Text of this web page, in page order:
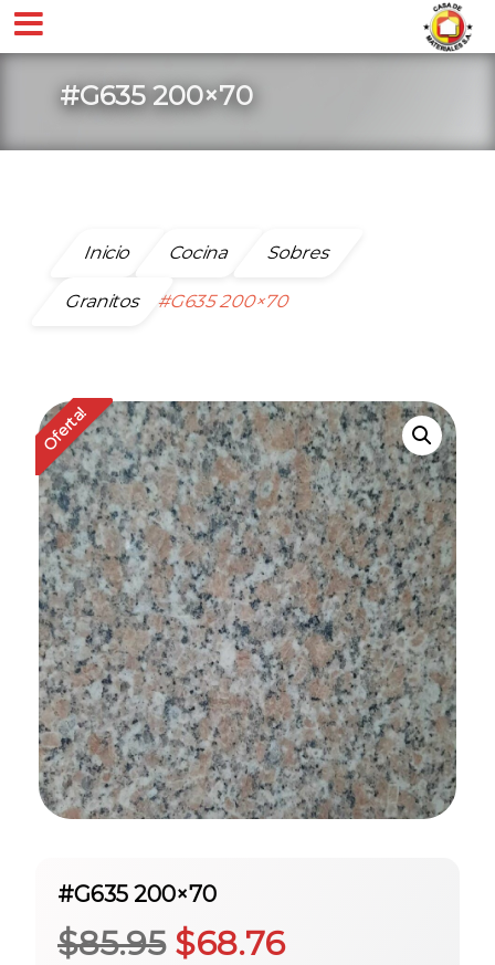
#G635 200×70
Inicio Cocina Sobres
Granitos #G635 200×70
Oferta!
#G635 200×70
$85.95 El
$68.76El